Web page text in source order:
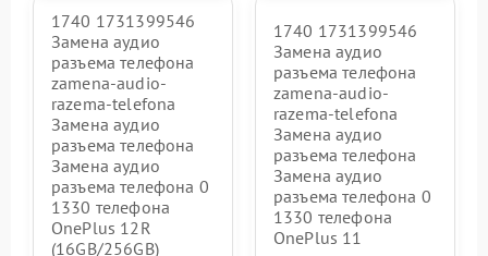
1740 1731399546
Замена аудио
разъема телефона
zamena-audio-
razema-telefona
Замена аудио
разъема телефона
Замена аудио
разъема телефона 0
1330 телефона
OnePlus 12R
(16GB/256GB)
1740 1731399546
Замена аудио
разъема телефона
zamena-audio-
razema-telefona
Замена аудио
разъема телефона
Замена аудио
разъема телефона 0
1330 телефона
OnePlus 11